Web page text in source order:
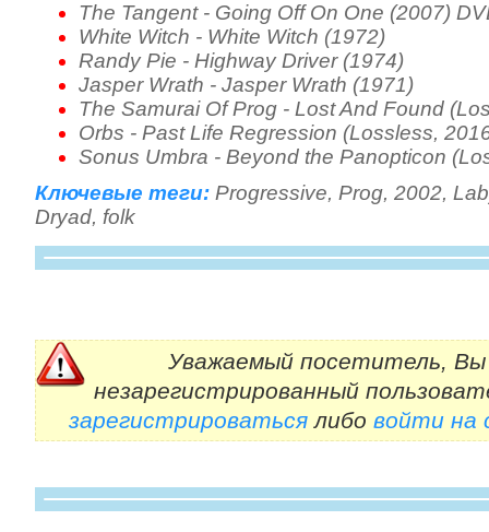
The Tangent - Going Off On One (2007)
White Witch - White Witch (1972)
Randy Pie - Highway Driver (1974)
Jasper Wrath - Jasper Wrath (1971)
The Samurai Of Prog - Lost And Found
Orbs - Past Life Regression (Lossless,
Sonus Umbra - Beyond the Panopticon
Ключевые теги: Progressive, Prog, 2002,
Dryad, folk
Уважаемый посетитель, Вы
незарегистрированный
зарегистрироватьсялибо войти на